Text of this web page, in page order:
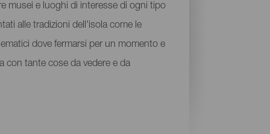
musei e luoghi di interesse di ogni tipo
alle tradizioni dell'isola come le
dove fermarsi per un momento e
con tante cose da vedere e da